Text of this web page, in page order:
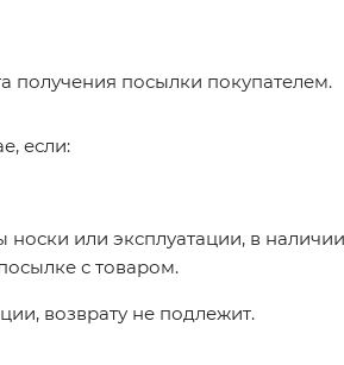
получения посылки покупателем.
если:
или эксплуатации, в
с товаром.
возврату не подлежит.